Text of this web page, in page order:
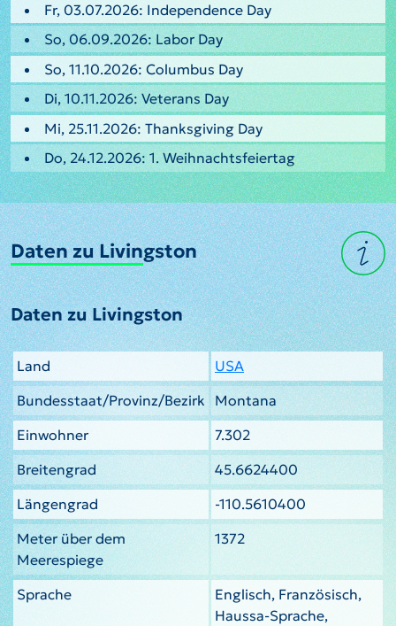
Fr, 03.07.2026: Independence Day
So, 06.09.2026: Labor Day
So, 11.10.2026: Columbus Day
Di, 10.11.2026: Veterans Day
Mi, 25.11.2026: Thanksgiving Day
Do, 24.12.2026: 1. Weihnachtsfeiertag
Daten zu Livingston
Daten zu Livingston
Land
USA
Bundesstaat/Provinz/Bezirk Montana
Einwohner
7.302
Breitengrad
45.6624400
Längengrad
-110.5610400
Meter über dem
Meerespiege
1372
Sprache
Englisch, Französisch,
Haussa-Sprache,